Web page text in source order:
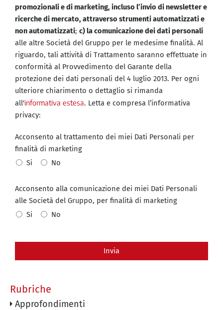
promozionali e di marketing, incluso l’invio di newsletter e
ricerche di mercato, attraverso strumenti automatizzati e
non automatizzati; c) la comunicazione dei dati personali
alle altre Società del Gruppo per le medesime finalità. Al
riguardo, tali attività di Trattamento saranno effettuate in
conformità al Provvedimento del Garante della
protezione dei dati personali del 4 luglio 2013. Per ogni
ulteriore chiarimento o dettaglio si rimanda
all'informativa estesa. Letta e compresa l’informativa
privacy:
Acconsento al trattamento dei miei Dati Personali per
finalità di marketing
Si
No
Acconsento alla comunicazione dei miei Dati Personali
alle Società del Gruppo, per finalità di marketing
Si
No
Invia
Rubriche
Approfondimenti